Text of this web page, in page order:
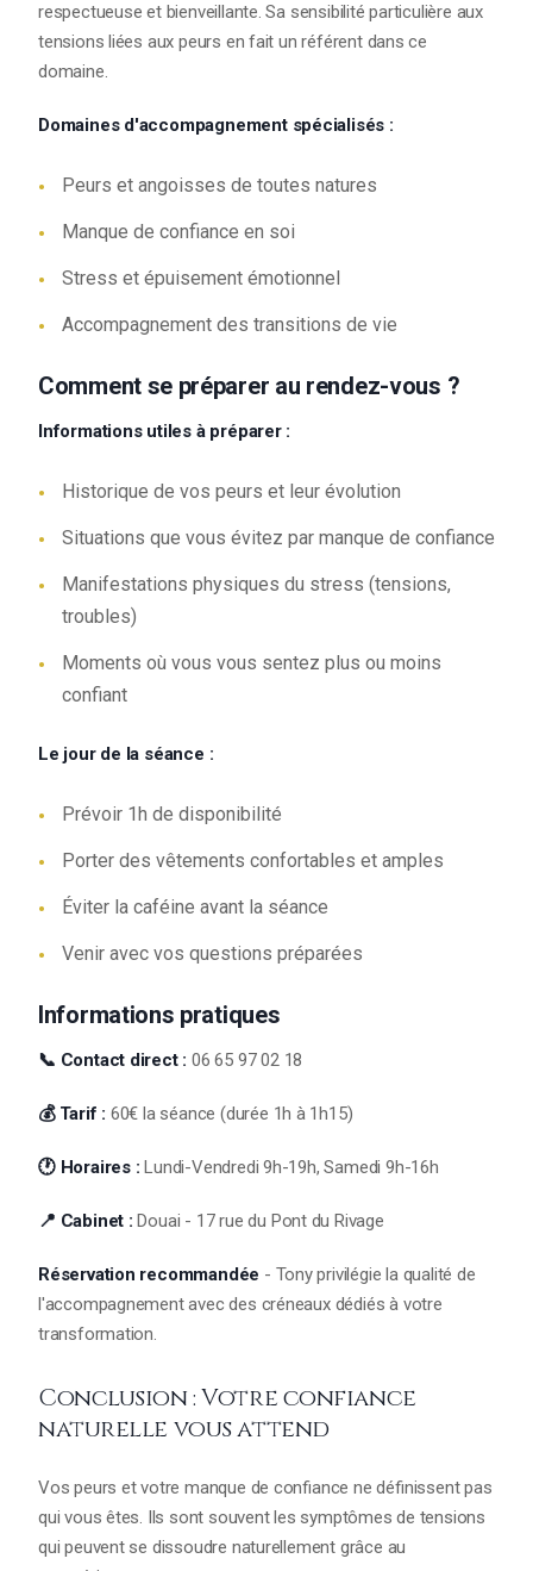
respectueuse et bienveillante. Sa sensibilité particulière aux
tensions liées aux peurs en fait un référent dans ce
domaine.
Domaines d'accompagnement spécialisés :
Peurs et angoisses de toutes natures
Manque de confiance en soi
Stress et épuisement émotionnel
Accompagnement des transitions de vie
Comment se préparer au rendez-vous ?
Informations utiles à préparer :
Historique de vos peurs et leur évolution
Situations que vous évitez par manque de confiance
Manifestations physiques du stress (tensions,
troubles)
Moments où vous vous sentez plus ou moins
confiant
Le jour de la séance :
Prévoir 1h de disponibilité
Porter des vêtements confortables et amples
Éviter la caféine avant la séance
Venir avec vos questions préparées
Informations pratiques
📞 Contact direct : 06 65 97 02 18
💰 Tarif : 60€ la séance (durée 1h à 1h15)
🕐 Horaires : Lundi-Vendredi 9h-19h, Samedi 9h-16h
📍 Cabinet : Douai - 17 rue du Pont du Rivage
Réservation recommandée - Tony privilégie la qualité de
l'accompagnement avec des créneaux dédiés à votre
transformation.
Conclusion : Votre confiance
naturelle vous attend
Vos peurs et votre manque de confiance ne définissent pas
qui vous êtes. Ils sont souvent les symptômes de tensions
qui peuvent se dissoudre naturellement grâce au